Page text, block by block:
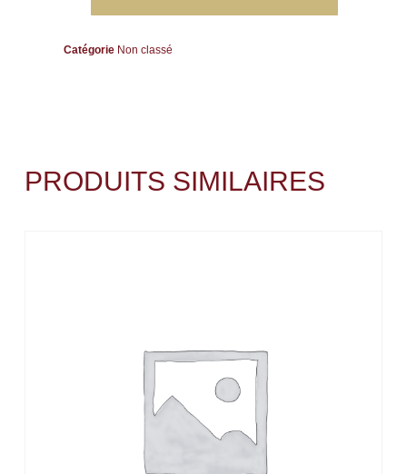
Catégorie Non classé
PRODUITS SIMILAIRES